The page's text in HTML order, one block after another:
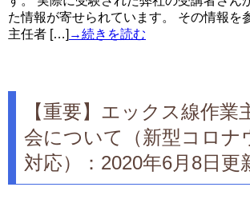
た情報が寄せられています。 その情報を
主任者 […] →続きを読む
【重要】エックス線作業
会について（新型コロナ
対応）：2020年6月8日更